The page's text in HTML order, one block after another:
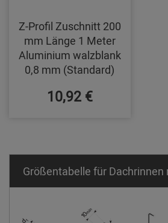
Z-Profil Zuschnitt 200
mm Länge 1 Meter
Aluminium walzblank
0,8 mm (Standard)
10,92 €
Größentabelle für Dachrinnen